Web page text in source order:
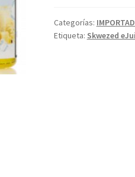
DE
SALES
Categorías:
Etiqueta: Skwezed